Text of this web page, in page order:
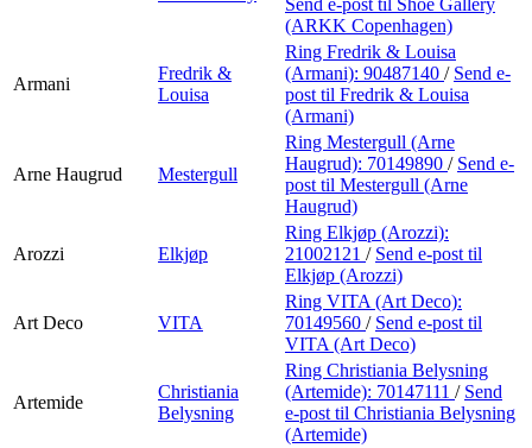
(ARKK Copenhagen)
Armani
Fredrik &
Louisa
Ring Fredrik & Louisa
(Armani): 90487140 / Send e-
post til Fredrik & Louisa
(Armani)
Arne Haugrud Mestergull
Ring Mestergull (Arne
Haugrud): 70149890 / Send e-
post til Mestergull (Arne
Haugrud)
Arozzi Elkjøp
Ring Elkjøp (Arozzi):
21002121 / Send e-post til
Elkjøp (Arozzi)
Art Deco VITA
Ring VITA (Art Deco):
70149560 / Send e-post til
VITA (Art Deco)
Artemide
Christiania
Belysning
Ring Christiania Belysning
(Artemide): 70147111 / Send
e-post til Christiania Belysning
(Artemide)